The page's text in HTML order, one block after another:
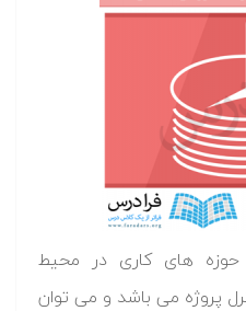
حوزه های کاری در محیط
پروژه می باشد و می توان